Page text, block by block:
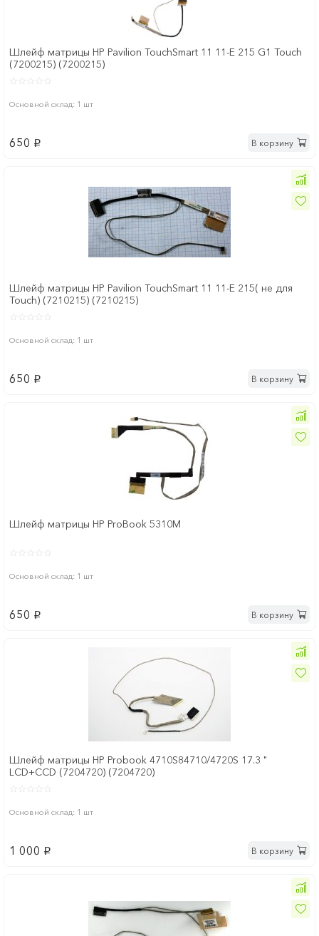
Шлейф матрицы HP Pavilion TouchSmart 11 11-E 215 G1 Touch
(7200215) (7200215)
Основной склад: 1 шт
650 p В корзину
Шлейф матрицы HP Pavilion TouchSmart 11 11-E 215( не для
Touch) (7210215) (7210215)
Основной склад: 1 шт
650 p В корзину
Шлейф матрицы HP ProBook 5310M
Основной склад: 1 шт
650 p В корзину
Шлейф матрицы HP Probook 4710S84710/4720S 17.3 "
LCD+CCD (7204720) (7204720)
Основной склад: 1 шт
1 000 p В корзину